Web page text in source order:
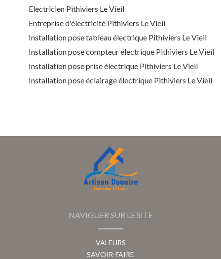
Electricien Pithiviers Le Vieil
Entreprise d'électricité Pithiviers Le Vieil
Installation pose tableau électrique Pithiviers Le Vieil
Installation pose compteur électrique Pithiviers Le Vieil
Installation pose prise électrique Pithiviers Le Vieil
Installation pose éclairage électrique Pithiviers Le Vieil
NAVIGUER SUR LE SITE
VALEURS
SAVOIR-FAIRE